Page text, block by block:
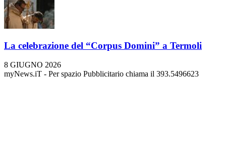
La celebrazione del “Corpus Domini” a Termoli
8 GIUGNO 2026
myNews.iT - Per spazio Pubblicitario chiama il 393.5496623